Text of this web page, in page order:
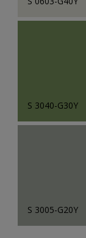
S 3040-G30Y
S 3005-G20Y